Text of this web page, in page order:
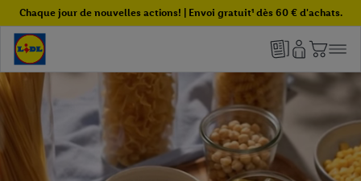
Chaque jour de nouvelles actions! | Envoi gratuit¹ dès 60 € d'achats.